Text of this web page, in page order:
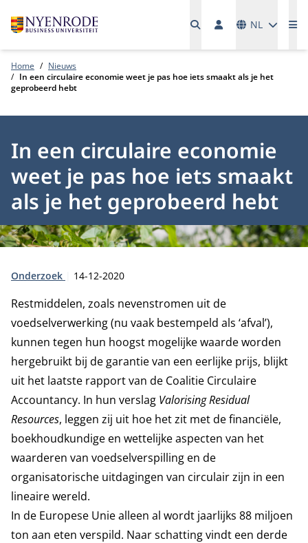
NL
Home
Nieuws
In een circulaire economie weet je pas hoe iets smaakt als je het
geprobeerd hebt
In een circulaire economie
weet je pas hoe iets smaakt
als je het geprobeerd hebt
Type:
Onderzoek Publicatiedatum:
14-12-2020
Restmiddelen, zoals nevenstromen uit de
voedselverwerking (nu vaak bestempeld als ‘afval’),
kunnen tegen hun hoogst mogelijke waarde worden
hergebruikt bij de garantie van een eerlijke prijs, blijkt
uit het laatste rapport van de Coalitie Circulaire
Accountancy. In hun verslag Valorising Residual
Resources, leggen zij uit hoe het zit met de financiële,
boekhoudkundige en wettelijke aspecten van het
waarderen van voedselverspilling en de
organisatorische uitdagingen van circulair zijn in een
lineaire wereld.
In de Europese Unie alleen al wordt jaarlijks 88 miljoen
ton aan eten verspild. Naar schatting vindt een derde